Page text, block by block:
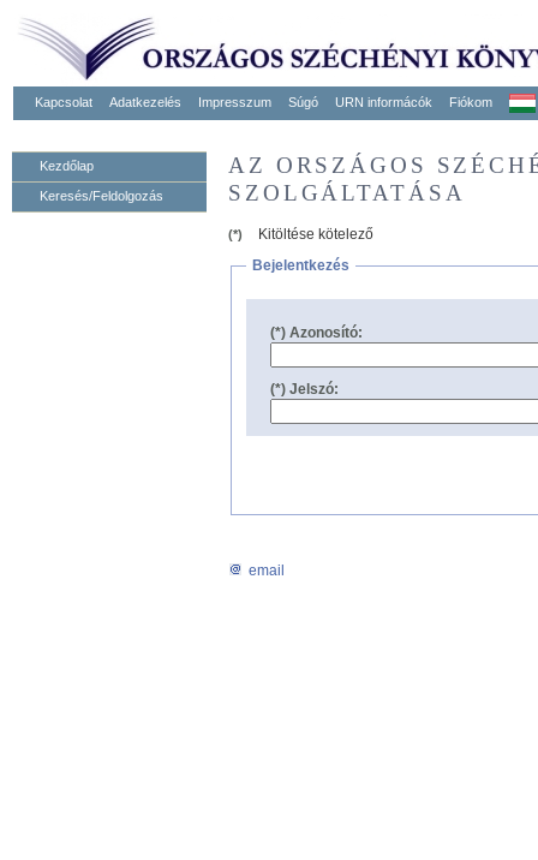
Kapcsolat Adatkezelés Impresszum Súgó URN informácók Fiókom
Kezdőlap
Keresés/Feldolgozás
AZ ORSZÁGOS
SZOLGÁLTATÁSA
(*)
Kitöltése kötelező
Bejelentkezés
(*) Azonosító:
(*) Jelszó:
email